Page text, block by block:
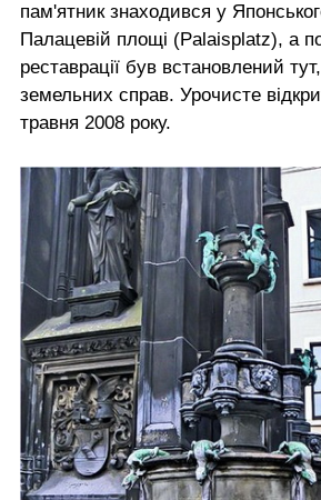
пам'ятник знаходився у
Палацевій площі (Palaіsplatz), а
реставрації був встановлений
земельних справ. Урочисте
травня 2008 року.